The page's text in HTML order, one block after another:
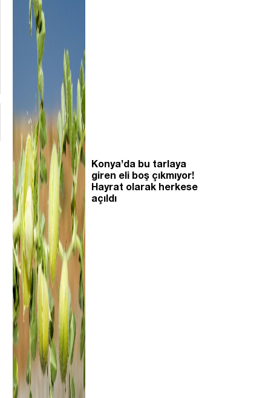
Konya’da bu tarlaya
giren eli boş çıkmıyor!
Hayrat olarak herkese
açıldı